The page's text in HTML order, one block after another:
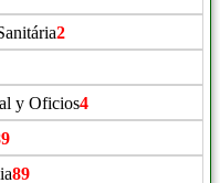
2
y Oficios4
89